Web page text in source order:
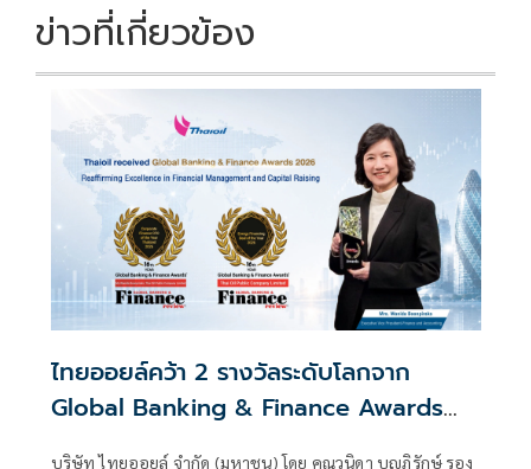
ข่าวที่เกี่ยวข้อง
ไทยออยล์คว้า 2 รางวัลระดับโลกจาก
Global Banking & Finance Awards
บริษัท ไทยออยล์ จำกัด (มหาชน) โดย คุณวนิดา บุญภิรักษ์ รอง